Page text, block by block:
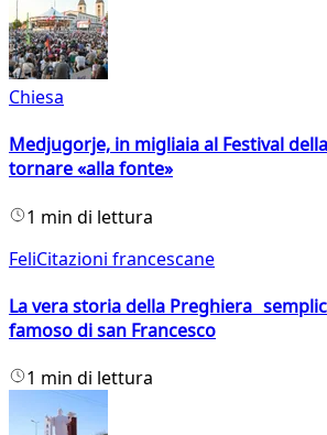
Chiesa
Medjugorje, in migliaia al Festival
tornare «alla fonte»
1 min di lettura
FeliCitazioni francescane
La vera storia della Preghiera
famoso di san Francesco
1 min di lettura